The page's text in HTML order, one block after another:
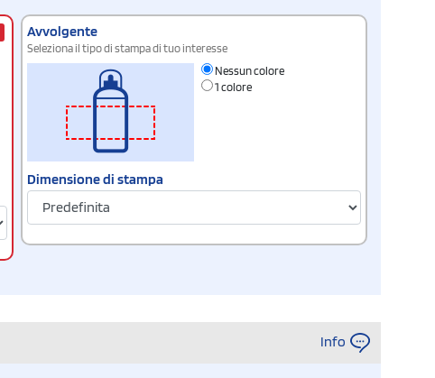
Avvolgente
Seleziona il tipo di stampa di tuo interesse
Nessun colore
1 colore
Dimensione di stampa
Info